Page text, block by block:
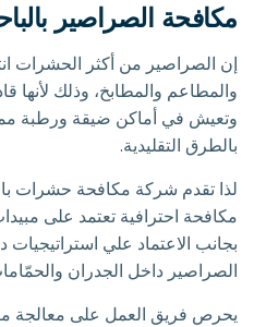
مكافحة الصراصير
إن الصراصير من أكثر الحشرات
والمطاعم والمطابخ، وذلك لأنها
وتعيش في أماكن ضيقة ورطبة
بالطرق التقليدية.
لذا تقدم شركة مكافحة حشرات
مكافحة احترافية تعتمد على
بجانب الاعتماد علي استراتيجيات
الصراصير داخل الجدران
يحرص فريق العمل على معالجة